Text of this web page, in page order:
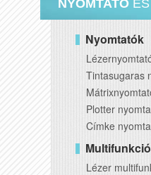
NYOMTATÓ ÉS
Nyomtatók
Tintasugaras
Plotter
Címke
Lézer